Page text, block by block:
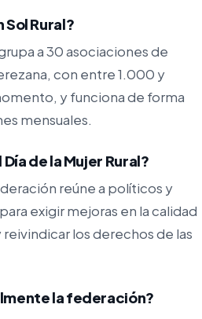
Sol Rural?
a 30 asociaciones de
con entre 1.000 y
y funciona de forma
mensuales.
de la Mujer Rural?
reúne a políticos y
exigir mejoras en la calidad
los derechos de las
la federación?